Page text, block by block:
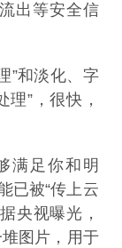
出等安全信
”和淡化、字
理”，很快，
满足你和明
已被“传上云
央视曝光，
图片，用于